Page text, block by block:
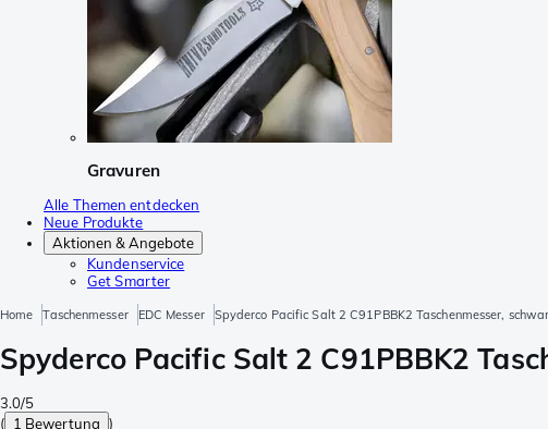
Gravuren
Alle Themen entdecken
Neue Produkte
Aktionen & Angebote
Kundenservice
Get Smarter
Home Taschenmesser EDC Messer Spyderco Pacific Salt 2 C91PBBK2 Taschenmesser,
Spyderco Pacific Salt 2 C91PBBK2
3.0/5
( 1 Bewertung )